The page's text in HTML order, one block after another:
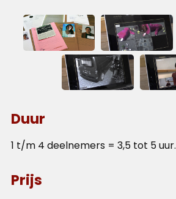
Duur
1 t/m 4 deelnemers = 3,5 tot 5 uur.
Prijs